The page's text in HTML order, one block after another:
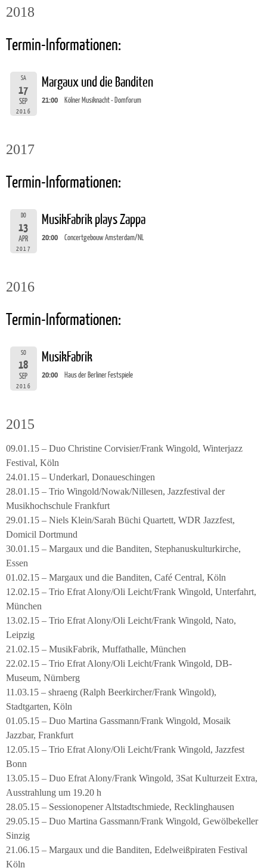
2018
Termin-Informationen:
SA
17
SEP
2016
Margaux und die Banditen
21:00 Kölner Musiknacht - Domforum
2017
Termin-Informationen:
DO
13
APR
2017
MusikFabrik plays Zappa
20:00 Concertgebouw Amsterdam/NL
2016
Termin-Informationen:
SO
18
SEP
2016
MusikFabrik
20:00 Haus der Berliner Festspiele
2015
09.01.15 – Duo Christine Corvisier/Frank Wingold, Winterjazz
Festival, Köln
24.01.15 – Underkarl, Donaueschingen
28.01.15 – Trio Wingold/Nowak/Nillesen, Jazzfestival der
Musikhochschule Frankfurt
29.01.15 – Niels Klein/Sarah Büchi Quartett, WDR Jazzfest,
Domicil Dortmund
30.01.15 – Margaux und die Banditen, Stephanuskulturkirche,
Essen
01.02.15 – Margaux und die Banditen, Café Central, Köln
12.02.15 – Trio Efrat Alony/Oli Leicht/Frank Wingold, Unterfahrt,
München
13.02.15 – Trio Efrat Alony/Oli Leicht/Frank Wingold, Nato,
Leipzig
21.02.15 – MusikFabrik, Muffathalle, München
22.02.15 – Trio Efrat Alony/Oli Leicht/Frank Wingold, DB-
Museum, Nürnberg
11.03.15 – shraeng (Ralph Beerkircher/Frank Wingold),
Stadtgarten, Köln
01.05.15 – Duo Martina Gassmann/Frank Wingold, Mosaik
Jazzbar, Frankfurt
12.05.15 – Trio Efrat Alony/Oli Leicht/Frank Wingold, Jazzfest
Bonn
13.05.15 – Duo Efrat Alony/Frank Wingold, 3Sat Kulturzeit Extra,
Ausstrahlung um 19.20 h
28.05.15 – Sessionopener Altstadtschmiede, Recklinghausen
29.05.15 – Duo Martina Gassmann/Frank Wingold, Gewölbekeller
Sinzig
21.06.15 – Margaux und die Banditen, Edelweißpiraten Festival
Köln